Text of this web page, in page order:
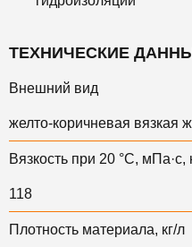
ТЕХНИЧЕСКИЕ
Внешний вид
желто-коричневая вязкая
Вязкость при 20 °С, мПа·с,
118
Плотность материала, кг/л